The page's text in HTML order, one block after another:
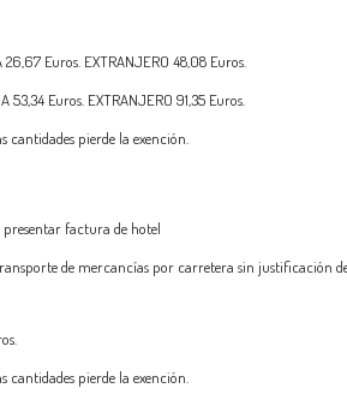
26,67 Euros. EXTRANJERO 48,08 Euros.
53,34 Euros. EXTRANJERO 91,35 Euros.
cantidades pierde la exención.
factura de hotel
de mercancías por carretera sin justificación
cantidades pierde la exención.